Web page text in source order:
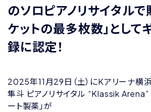
のソロピアノリサイタル
ケットの最多枚数」として
録に認定！
2025年11月29日（土）にKアリーナ横
隼斗 ピアノリサイタル “Klassik
ート製薬」が